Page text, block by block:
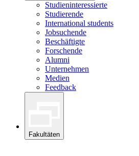
Studieninteressierte
Studierende
International students
Jobsuchende
Beschäftigte
Forschende
Alumni
Unternehmen
Medien
Feedback
Fakultäten